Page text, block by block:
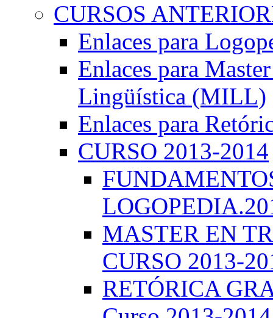
CURSOS
Enlaces para
Enlaces para
Lingüística (MILL)
Enlaces para
CURSO 2013-2014
MASTER EN
CURSO 2013-
RETÓRICA